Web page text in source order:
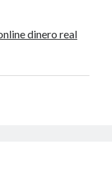
dinero real